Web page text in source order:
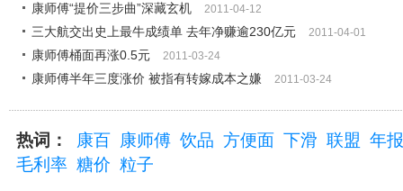
康师傅“提价三步曲”深藏玄机 2011-04-12
三大航交出史上最牛成绩单 去年净赚逾230亿元 2011-04-01
康师傅桶面再涨0.5元 2011-03-24
康师傅半年三度涨价 被指有转嫁成本之嫌 2011-03-24
热词： 康百 康师傅 饮品 方便面 下滑 联盟 年
毛利率 糖价 粒子